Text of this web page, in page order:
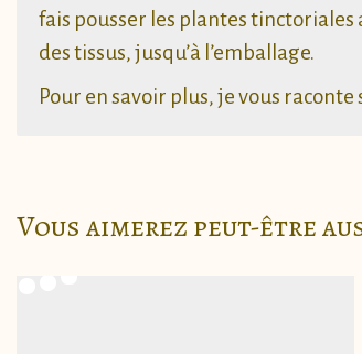
fais pousser les plantes
des tissus, jusqu’à l’emballage.
Pour en savoir plus, je vous raconte
Vous aimerez peut-être